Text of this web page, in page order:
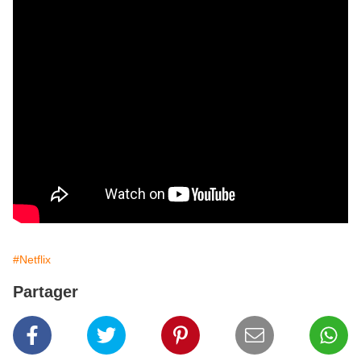
#Netflix
Partager